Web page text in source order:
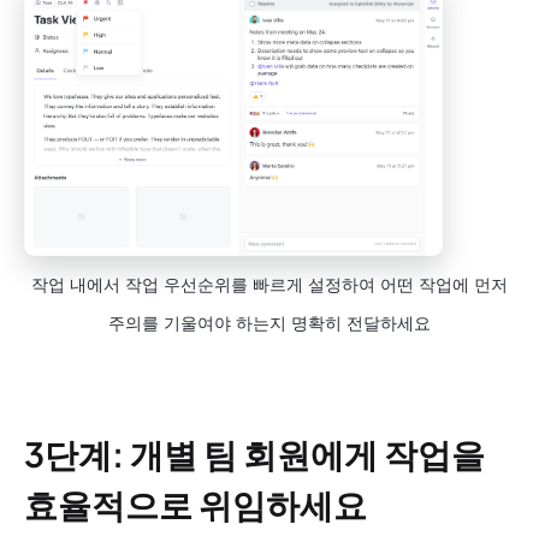
작업 내에서 작업 우선순위를 빠르게 설정하여 어떤 작업에 먼저
주의를 기울여야 하는지 명확히 전달하세요
3단계: 개별 팀 회원에게 작업을
효율적으로 위임하세요